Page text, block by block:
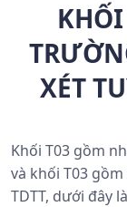
XÉT
Khối T03 gồm
và khối T03
TDTT, dưới đây